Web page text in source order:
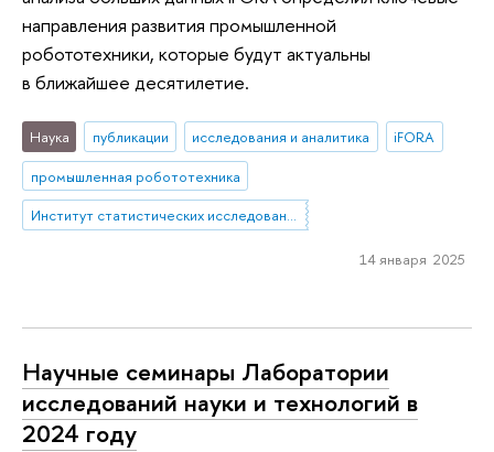
направления развития промышленной
робототехники, которые будут актуальны
в ближайшее десятилетие.
Наука публикации исследования и аналитика
iFORA
промышленная робототехника
Институт статистических исследований и экономики знаний
14 января 2025
Научные семинары Лаборатории
исследований науки и технологий в
2024 году